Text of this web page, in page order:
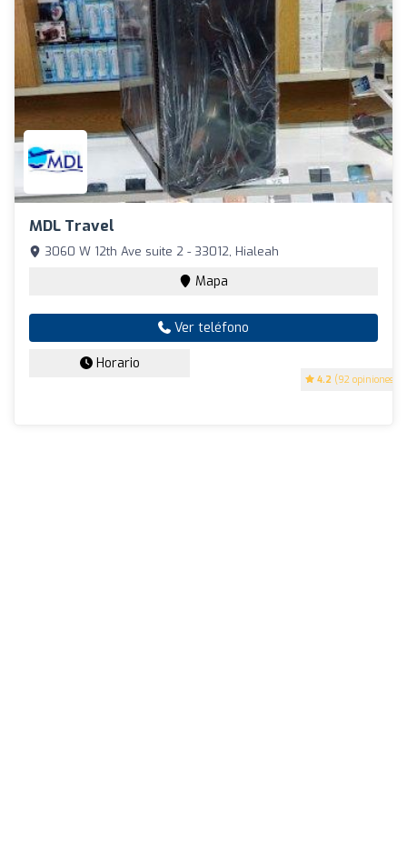
MDL Travel
4.2 (92 opiniones)
3060 W 12th Ave suite 2 - 33012, Hialeah
Mapa
Ver teléfono
Horario